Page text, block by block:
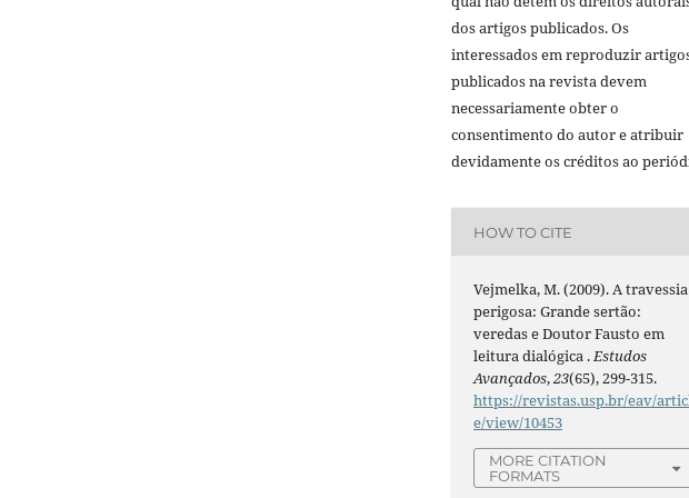
dos artigos publicados. Os
interessados em reproduzir
publicados na revista devem
necessariamente obter o
consentimento do autor e atribuir
devidamente os créditos ao
HOW TO CITE
Vejmelka, M. (2009). A travessia
perigosa: Grande sertão:
veredas e Doutor Fausto em
leitura dialógica .Estudos
Avançados,23(65), 299-315.
https://revistas.usp.br/eav/
e/view/10453
MORE CITATION
FORMATS